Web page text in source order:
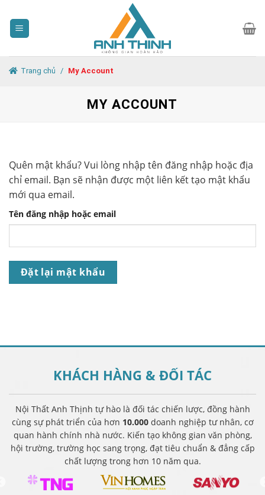
content
Trang chủ / My Account
MY ACCOUNT
Quên mật khẩu? Vui lòng nhập tên đăng nhập hoặc địa
chỉ email. Bạn sẽ nhận được một liên kết tạo mật khẩu
mới qua email.
Tên đăng nhập hoặc email
Đặt lại mật khẩu
KHÁCH HÀNG &ĐỐI TÁC
Nội Thất Anh Thịnh tự hào là đối tác chiến lược, đồng hành
cùng sự phát triển của hơn 10.000 doanh nghiệp tư nhân, cơ
quan hành chính nhà nước. Kiến tạo không gian văn phòng,
hội trường, trường học sang trọng, đạt tiêu chuẩn & đẳng cấp
chất lượng trong hơn 10 năm qua.